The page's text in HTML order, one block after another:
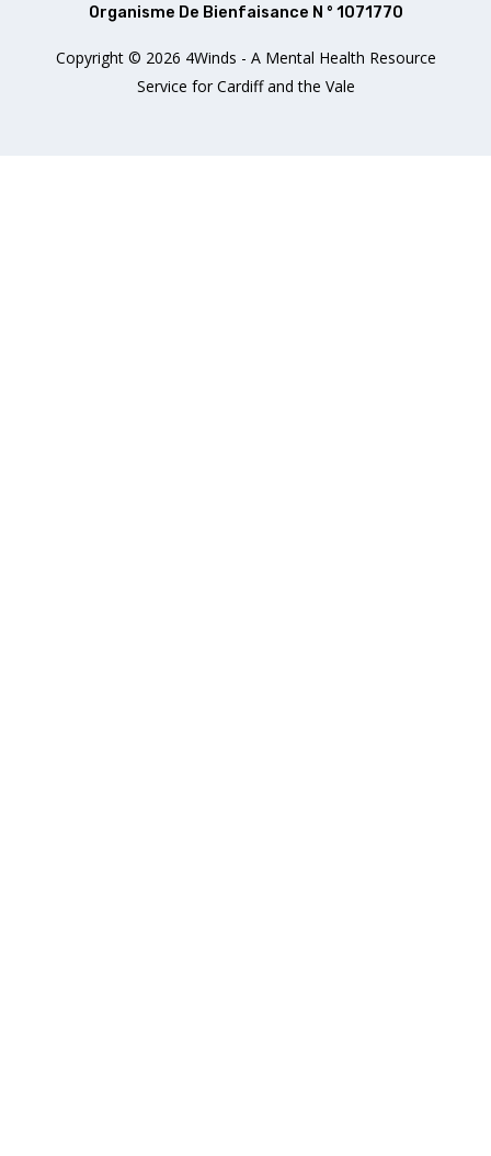
Copyright © 2026 4Winds - A Mental Health Resource
Service for Cardiff and the Vale
Organisme De Bienfaisance N ° 1071770